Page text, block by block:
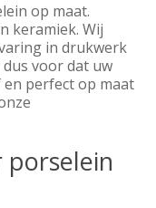
op maat.
keramiek. Wij
in drukwerk
voor dat uw
perfect op maat
porselein